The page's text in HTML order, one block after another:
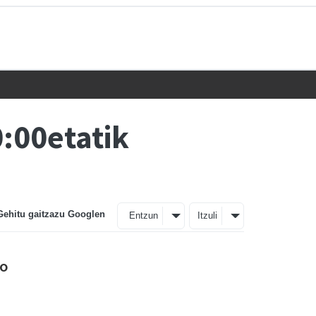
gaitzazu Googlen Entzun Itzuli